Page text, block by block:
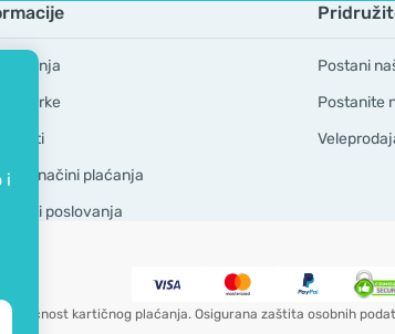
i
pitanja
marke
Alati
i načini plaćanja
uvjeti poslovanja
Postani
Postanite
Mogućnost kartičnog plaćanja. Osigurana zaštita osobnih